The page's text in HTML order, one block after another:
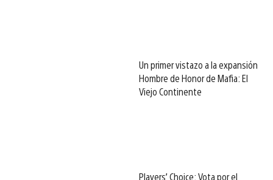
Un primer vistazo a la expansión
Hombre de Honor de Mafia: El
Viejo Continente
Players’ Choice: Vota por el